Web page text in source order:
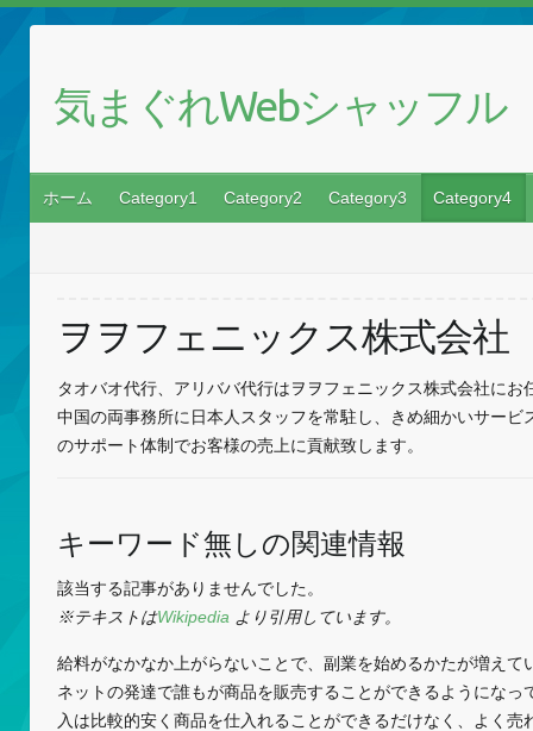
気まぐれWebシャッフル
ホーム Category1 Category2 Category3 Category4
ヲヲフェニックス株式会社
タオバオ代行、アリババ代行はヲヲフェニックス株式会社にお
中国の両事務所に日本人スタッフを常駐し、きめ細かいサービ
のサポート体制でお客様の売上に貢献致します。
キーワード無しの関連情報
該当する記事がありませんでした。
※テキストはWikipedia より引用しています。
給料がなかなか上がらないことで、副業を始めるかたが増えて
ネットの発達で誰もが商品を販売することができるようになっ
入は比較的安く商品を仕入れることができるだけなく、よく売